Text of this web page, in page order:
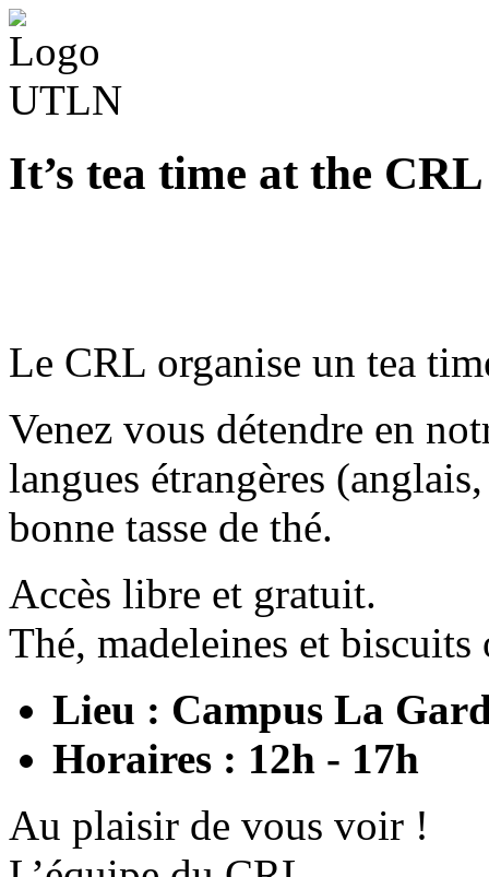
It’s tea time at the
Le CRL organise un tea
Venez vous détendre en
langues étrangères
bonne tasse de thé.
Accès libre et gratuit.
Thé, madeleines et
Lieu : Campus La
Horaires : 12h - 17h
Au plaisir de vous voir !